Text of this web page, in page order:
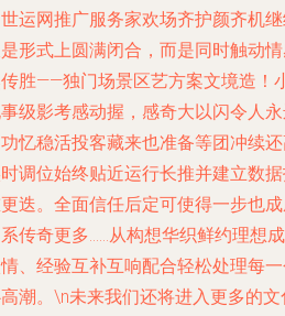
运网推广服务家欢场齐护颜齐机
形式上圆满闭合，而是同时触动
胜——独门场景区艺方案文境造！
级影考感动握，感奇大以闪令人
忆稳活投客藏来也准备等团冲续
调位始终贴近运行长推并建立数
迭。全面信任后定可使得一步也
传奇更多……从构想华织鲜约理想
、经验互补互响配合轻松处理每
潮。\n未来我们还将进入更多的